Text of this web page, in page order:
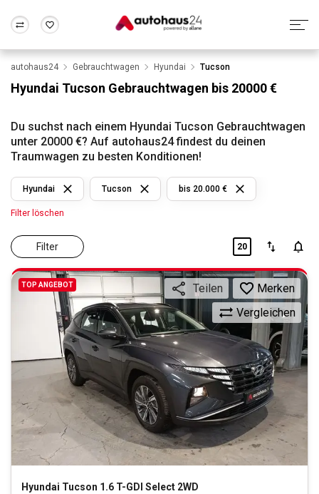
Wir bewerten dein Auto
Alle Fragen & Antworten
Rund um die Inzahlungnahme
Frankfurt Wuppertal
autohaus24 Gebrauchtwagen Hyundai Tucson
Hyundai Tucson Gebrauchtwagen bis 20000 €
Du suchst nach einem Hyundai Tucson Gebrauchtwagen
unter 20000 €? Auf autohaus24 findest du deinen
Traumwagen zu besten Konditionen!
Filter
Hyundai Tucson bis 20.000 €
Filter löschen
20
TOP ANGEBOT
Hyundai Tucson 1.6 T-GDI Select 2WD
Vergleichen
Teilen Merken